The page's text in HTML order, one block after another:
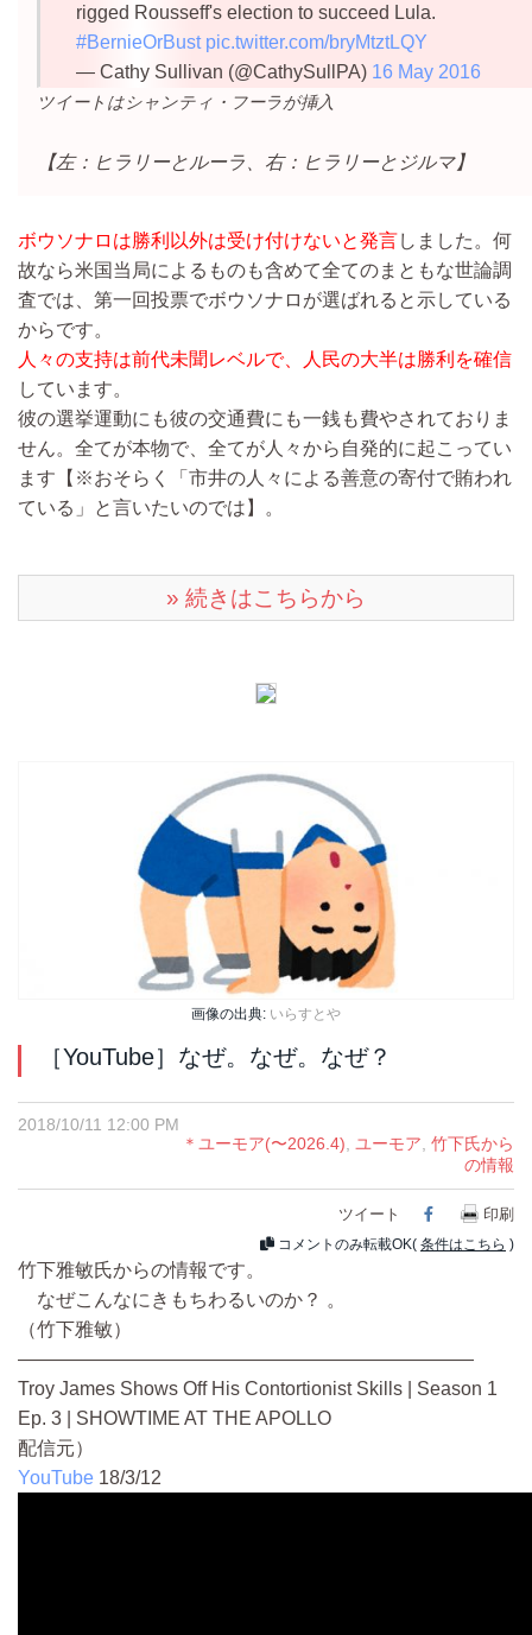
rigged Rousseff's election to succeed Lula.
#BernieOrBust pic.twitter.com/bryMtztLQY
— Cathy Sullivan (@CathySullPA) 16 May 2016
ツイートはシャンティ・フーラが挿入
【左：ヒラリーとルーラ、右：ヒラリーとジルマ】
ボウソナロは勝利以外は受け付けないと発言しました。何
故なら米国当局によるものも含めて全てのまともな世論調
査では、第一回投票でボウソナロが選ばれると示している
からです。
人々の支持は前代未聞レベルで、人民の大半は勝利を確信
しています。
彼の選挙運動にも彼の交通費にも一銭も費やされておりま
せん。全てが本物で、全てが人々から自発的に起こってい
ます【※おそらく「市井の人々による善意の寄付で賄われ
ている」と言いたいのでは】。
» 続きはこちらから
画像の出典: いらすとや
［YouTube］なぜ。なぜ。なぜ？
2018/10/11 12:00 PM
＊ユーモア(〜2026.4)
ユーモア 竹下氏から
の情報
ツイート Facebook
印刷
コメントのみ転載OK( 条件はこちら )
竹下雅敏氏からの情報です。
なぜこんなにきもちわるいのか？ 。
（竹下雅敏）
————————————————————————
Troy James Shows Off His Contortionist Skills | Season 1
Ep. 3 | SHOWTIME AT THE APOLLO
配信元）
YouTube 18/3/12